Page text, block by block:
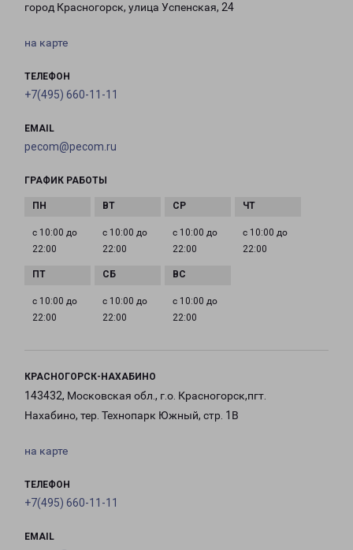
город Красногорск, улица Успенская, 24
на карте
ТЕЛЕФОН
+7(495) 660-11-11
EMAIL
pecom@pecom.ru
ГРАФИК РАБОТЫ
с 10:00 до
22:00
с 10:00 до
22:00
с 10:00 до
22:00
с 10:00 до
22:00
с 10:00 до
22:00
с 10:00 до
22:00
с 10:00 до
22:00
КРАСНОГОРСК-НАХАБИНО
143432, Московская обл., г.о. Красногорск,пгт.
Нахабино, тер. Технопарк Южный, стр. 1В
на карте
ТЕЛЕФОН
+7(495) 660-11-11
EMAIL